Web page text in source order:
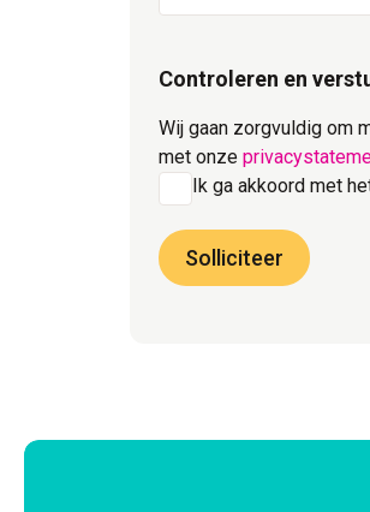
Controleren en
Wij gaan zorgvuldig om
met onze
Ik ga akkoord met
Solliciteer